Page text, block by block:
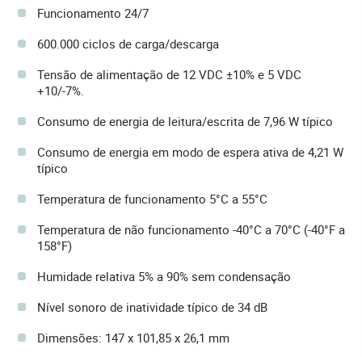
Funcionamento 24/7
600.000 ciclos de carga/descarga
Tensão de alimentação de 12 VDC ±10% e 5 VDC
+10/-7%.
Consumo de energia de leitura/escrita de 7,96 W típico
Consumo de energia em modo de espera ativa de 4,21 W
típico
Temperatura de funcionamento 5°C a 55°C
Temperatura de não funcionamento -40°C a 70°C (-40°F a
158°F)
Humidade relativa 5% a 90% sem condensação
Nível sonoro de inatividade típico de 34 dB
Dimensões: 147 x 101,85 x 26,1 mm